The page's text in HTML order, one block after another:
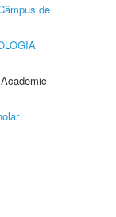
de